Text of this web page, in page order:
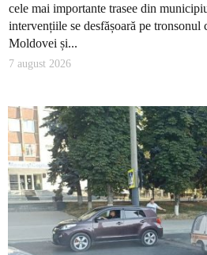
cele mai importante trasee din
intervențiile se desfășoară pe tronsonul
Moldovei și...
7 august 2026